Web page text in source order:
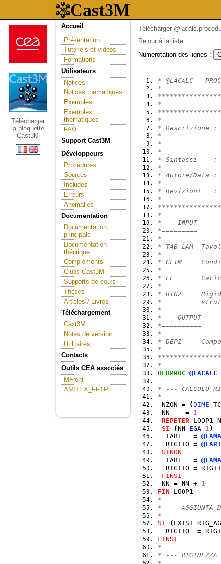
Télécharger
la plaquette
Cast3M
Accueil
Présentation
Tutoriels et vidéos
Formations
Utilisateurs
Notices
Notices thématiques
Exemples
Exemples
thématiques
FAQ
Support Cast3M
Développeurs
Procédures
Sources
Includes
Erreurs
Anomalies
Documentation
Documentation
principale
Documentation
théorique
Compléments
Clubs Cast3M
Supports de cours
Thèses
Articles / Livres
Téléchargement
Cast3M
Notes de version
Utilitaires
Contacts
Outils CEA associés
MFront
AMITEX_FFTP
Télécharger
Retour à la liste
Numérotation des lignes :
* @LACALC
*
*
*
* Descrizione :
*
*
*
* Sintassi    :
*
* Autore/Data :
*
* Revisioni   :
*
*
*--- INPUT
*=========
*
* TAB_LAM
*
* CLIM
*
* FF
*
* RIG2
*
*
*--- OUTPUT
*==========
*
* DEP1
*
*
DEBPROC @LACALC
* --- CALCOLO
*
NZON = (DIME
NN = 1
REPETER
SI
(NN EGA 1 )
  TAB1
=
  RIGITO
=
SINON
  TAB1
=
  RIGITO
=
FINSI
NN = NN + 1
FIN
*
* --- AGGIUNTA
*
SI
( EXIST
  RIGITO
=
FINSI
*
* --- RIGIDEZZA